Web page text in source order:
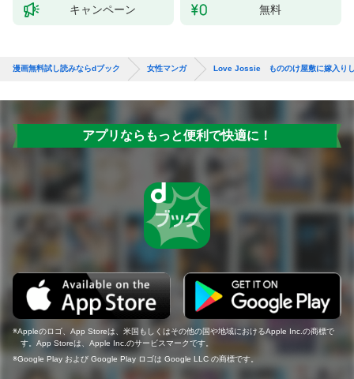
キャンペーン 無料
漫画無料試し読みならdブック 女性マンガ Love Jossie もののけ屋敷に嫁入り
アプリならもっと便利で快適に！
Appleのロゴ、App Storeは、米国もしくはその他の国や地域におけるApple Inc.の商標で
す。App Storeは、Apple Inc.のサービスマークです。
Google Play および Google Play ロゴは Google LLC の商標です。